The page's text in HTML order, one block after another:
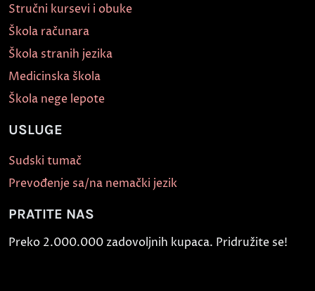
Stručni kursevi i obuke
Škola računara
Škola stranih jezika
Medicinska škola
Škola nege lepote
USLUGE
Sudski tumač
Prevođenje sa/na nemački jezik
PRATITE NAS
Preko 2.000.000 zadovoljnih kupaca. Pridružite se!